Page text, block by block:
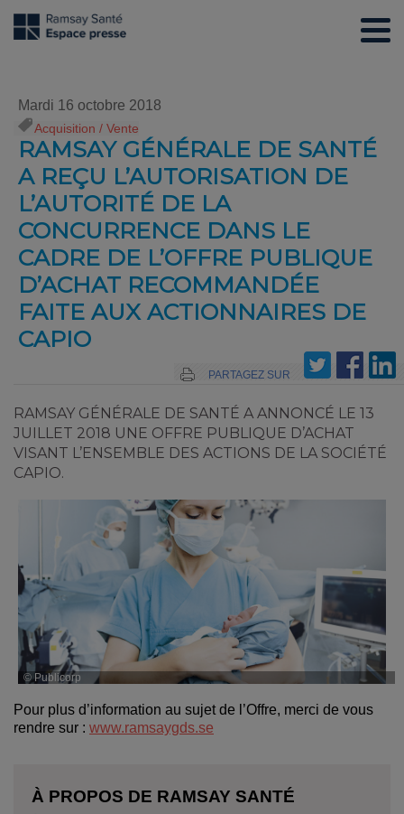
Mardi 16 octobre 2018
Acquisition / Vente
RAMSAY GÉNÉRALE DE SANTÉ
A REÇU L’AUTORISATION DE
L’AUTORITÉ DE LA
CONCURRENCE DANS LE
CADRE DE L’OFFRE PUBLIQUE
D’ACHAT RECOMMANDÉE
FAITE AUX ACTIONNAIRES DE
CAPIO
PARTAGEZ SUR
RAMSAY GÉNÉRALE DE SANTÉ A ANNONCÉ LE 13
JUILLET 2018 UNE OFFRE PUBLIQUE D’ACHAT
VISANT L’ENSEMBLE DES ACTIONS DE LA SOCIÉTÉ
CAPIO.
© Publicorp
Pour plus d’information au sujet de l’Offre, merci de vous
rendre sur : www.ramsaygds.se
À PROPOS DE RAMSAY SANTÉ